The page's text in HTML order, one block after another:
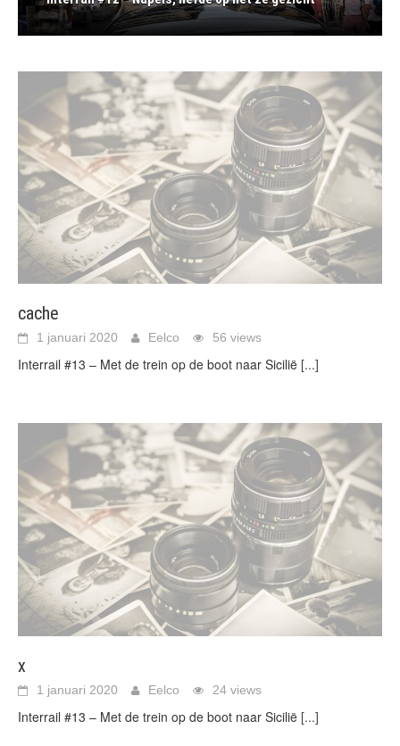
cache
1 januari 2020 Eelco 56 views
Interrail #13 – Met de trein op de boot naar Sicilië [...]
x
1 januari 2020 Eelco 24 views
Interrail #13 – Met de trein op de boot naar Sicilië [...]